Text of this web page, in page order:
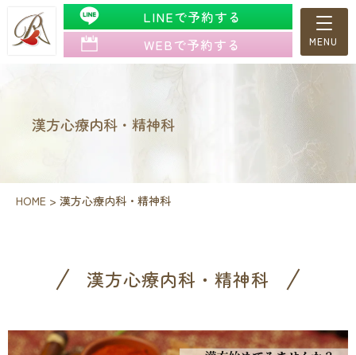
LINEで予約する
WEBで予約する
漢方心療内科・精神科
HOME > 漢方心療内科・精神科
漢方心療内科・精神科